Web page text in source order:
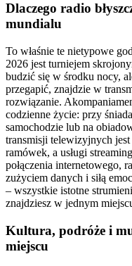
Dlaczego radio
mundialu
To właśnie te nietypowe
2026 jest turniejem
budzić się w środku nocy,
przegapić, znajdzie w
rozwiązanie.
codzienne życie: przy
samochodzie lub na
transmisji telewizyjnych
ramówek, a usługi
połączenia internetowego,
zużyciem danych i siłą
– wszystkie istotne
znajdziesz w jednym
Kultura, podróże i
miejscu